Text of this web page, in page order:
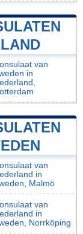
van
in
van
in
Malmö
van
in
Norrköping